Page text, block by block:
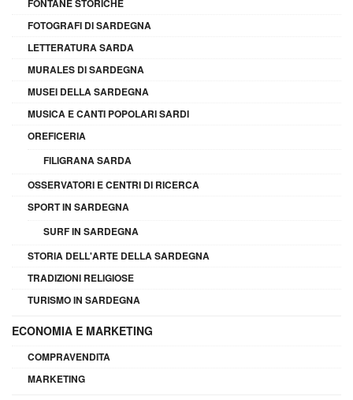
FONTANE STORICHE
FOTOGRAFI DI SARDEGNA
LETTERATURA SARDA
MURALES DI SARDEGNA
MUSEI DELLA SARDEGNA
MUSICA E CANTI POPOLARI SARDI
OREFICERIA
FILIGRANA SARDA
OSSERVATORI E CENTRI DI RICERCA
SPORT IN SARDEGNA
SURF IN SARDEGNA
STORIA DELL'ARTE DELLA SARDEGNA
TRADIZIONI RELIGIOSE
TURISMO IN SARDEGNA
ECONOMIA E MARKETING
COMPRAVENDITA
MARKETING